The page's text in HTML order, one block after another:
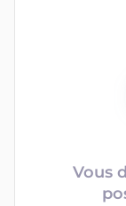
Vous